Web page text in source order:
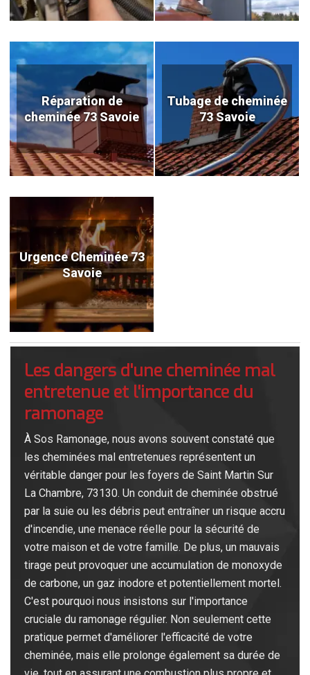
Réparation de
cheminée 73 Savoie
Tubage de cheminée
73 Savoie
Urgence Cheminée 73
Savoie
Les dangers d'une cheminée mal
entretenue et l'importance du
ramonage
À Sos Ramonage, nous avons souvent constaté que
les cheminées mal entretenues représentent un
véritable danger pour les foyers de Saint Martin Sur
La Chambre, 73130. Un conduit de cheminée obstrué
par la suie ou les débris peut entraîner un risque accru
d'incendie, une menace réelle pour la sécurité de
votre maison et de votre famille. De plus, un mauvais
tirage peut provoquer une accumulation de monoxyde
de carbone, un gaz inodore et potentiellement mortel.
C'est pourquoi nous insistons sur l'importance
cruciale du ramonage régulier. Non seulement cette
pratique permet d'améliorer l'efficacité de votre
cheminée, mais elle prolonge également sa durée de